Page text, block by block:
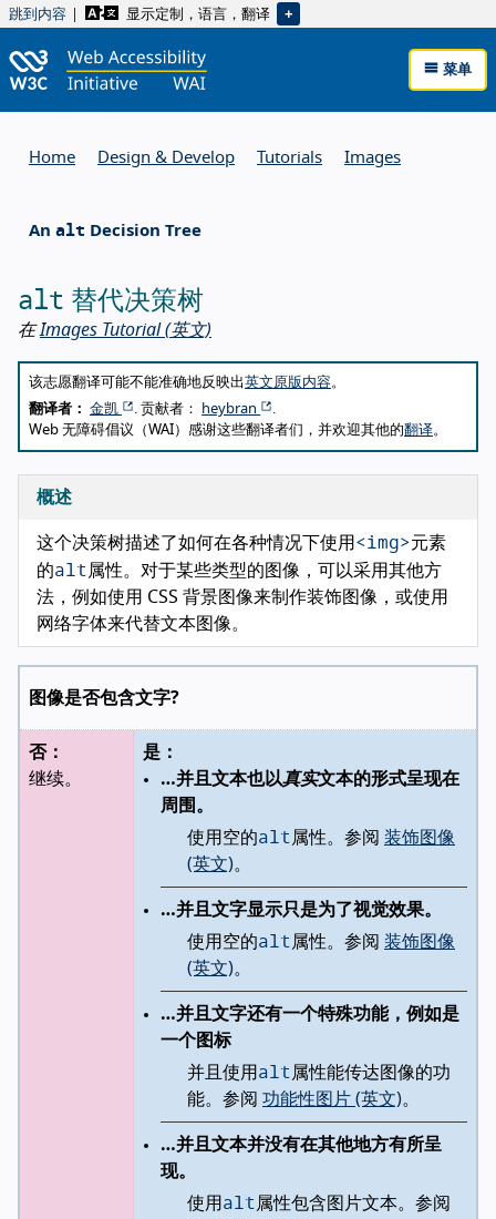
跳到内容 显示定制，语言，翻译
菜单
Home Design & Develop Tutorials Images
An alt Decision Tree
alt 替代决策树
在Images Tutorial(英文)
About this translation
该志愿翻译可能不能准确地反映出英文原版内容。
翻译者：
金凯 . 贡献者： heybran
.
Web 无障碍倡议（WAI）感谢这些翻译者们，并欢迎其他的翻译。
概述
这个决策树描述了如何在各种情况下使用 <img>元素
的alt属性。对于某些类型的图像，可以采用其他方
法，例如使用 CSS 背景图像来制作装饰图像，或使用
网络字体来代替文本图像。
图像是否包含文字?
是：
…并且文本也以真实文本的形式呈现在
周围。
使用空的alt属性。参阅 装饰图像
(英文)。
…并且文字显示只是为了视觉效果。
使用空的alt属性。参阅 装饰图像
(英文)。
…并且文字还有一个特殊功能，例如是
一个图标
并且使用 alt属性能传达图像的功
能。参阅 功能性图片 (英文)。
…并且文本并没有在其他地方有所呈
现。
使用 alt属性包含图片文本。参阅
否：
继续。